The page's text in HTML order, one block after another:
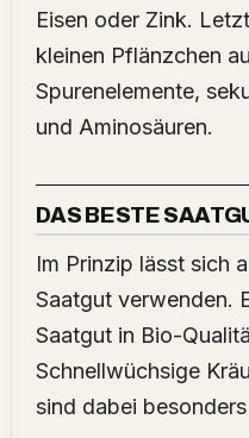
Eisen oder Zink.
kleinen Pflänzchen
Spurenelemente,
und Aminosäuren.
DAS BESTE
Im Prinzip lässt sich
Saatgut verwenden.
Saatgut in Bio-
Schnellwüchsige
sind dabei